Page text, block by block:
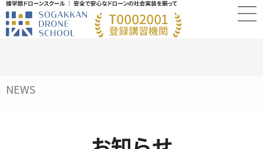
NEWS